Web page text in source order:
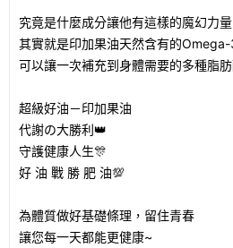
究竟是什麼成分讓他有這樣的魔幻力
其實就是印加果油天然含有的
可以讓一次補充到身體需要的多種脂
超級好油－印加果油
代謝の大勝利👑
守護健康人生🎊
好 油 戰 勝 肥 油💯
為體質做好基礎條理，留住青春
讓您每一天都能更健康~